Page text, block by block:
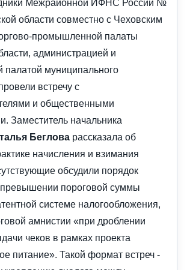
Межрайонной ИФНС России №
области совместно с Чеховским
промышленной палаты
администрацией и
палатой муниципального
встречу с
и общественными
Заместитель начальника
Беглова рассказала об
начисления и взимания
обсудили порядок
превышении пороговой суммы
системе налогообложения,
амнистии «при дроблении
чеков в рамках проекта
питание». Такой формат встреч -